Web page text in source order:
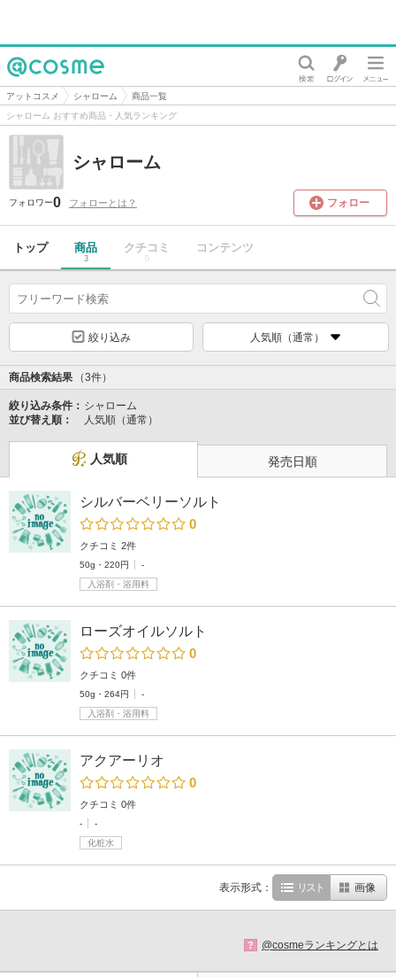
@cosme
アットコスメ シャローム
商品一覧
シャローム おすすめ商品・人気ランキング
シャローム
フォロワー0 フォローとは？ フォロー
トップ 商品
3
クチコミ
0
コンテンツ
絞り込み 人気順（通常）
商品検索結果 （3件）
絞り込み条件： シャローム
並び替え順：
人気順（通常）
人気順 発売日順
シルバーベリーソルト
0
クチコミ 2件
50g・220円
-
入浴剤・浴用料
ローズオイルソルト
0
クチコミ 0件
50g・264円
-
入浴剤・浴用料
アクアーリオ
0
クチコミ 0件
-
-
化粧水
表示形式： リスト 画像
? @cosmeランキングとは